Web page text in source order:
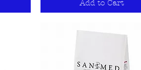
Add to Cart